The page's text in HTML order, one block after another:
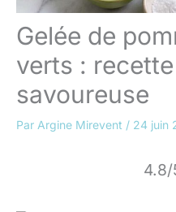
Gelée de
verts :
savoureuse
Par Argine Mirevent / 24 juin
4.8/